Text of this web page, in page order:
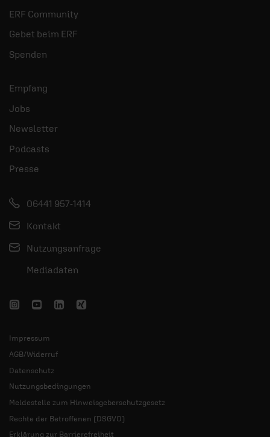
ERF Community
Gebet beim ERF
Spenden
Empfang
Jobs
Newsletter
Podcasts
Presse
06441 957-1414
Kontakt
Nutzungsanfrage
Mediadaten
Impressum
AGB/Widerruf
Datenschutz
Nutzungsbedingungen
Meldestelle zum Hinweisgeberschutzgesetz
Rechte der Betroffenen (DSGVO)
Erklärung zur Barrierefreiheit